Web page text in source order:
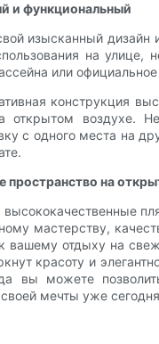
и функциональный
изысканный дизайн
на
или
конструкция
открытом воздухе.
с одного места на
пространство на
высококачественные
мастерству,
вашему отдыху на
красоту и
вы можете
мечты уже